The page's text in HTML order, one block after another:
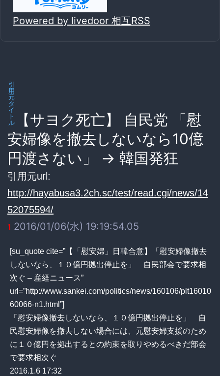
Powered by livedoor 相互RSS
引
用
元
タ
イ
ト
ル
【サヨク死亡】 自民党 「慰
安婦像を撤去しないなら10億
円渡さない」 → 韓国発狂
引用元url:
http://hayabusa3.2ch.sc/test/read.cgi/news/14
52075594/
1 2016/01/06(水) 19:19:54.05
[su_quote cite=”【「慰安婦」日韓合意】「慰安婦像撤去
しないなら、１０億円拠出停止を」 自民部会で要求相
次ぐ – 産経ニュース”
url=”http://www.sankei.com/politics/news/160106/plt16010
60066-n1.html”]
「慰安婦像撤去しないなら、１０億円拠出停止を」 自
民慰安婦像を撤去しない場合には、元慰安婦支援のため
に１０億円を拠出するとの約束を取りやめるべきだ部会
で要求相次ぐ
2016.1.6 17:32